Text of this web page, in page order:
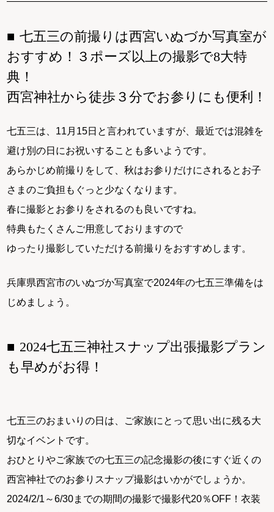
七五三の前撮りは西宮いぬづか写真室が
おすすめ！３ポーズ以上の撮影で8大特
典！
西宮神社から徒歩３分でお参りにも便利！
七五三は、11月15日と言われていますが、最近では混雑を
避け別の日にお祝いすることも多いようです。
あらかじめ前撮りをして、秋はお参りだけにされるとお子
さまのご負担もぐっと少なくなります。
春に撮影とお参りをされるのも良いですね。
特典もたくさんご用意しておりますので
ゆったり撮影していただける前撮りをおすすめします。
兵庫県西宮市のいぬづか写真室で2024年の七五三準備をは
じめましょう。
2024七五三神社スナップ出張撮影プラン
も早めがお得！
七五三のおまいりの日は、ご家族にとって思い出に残る大
切なイベントです。
おひとりやご家族での七五三の記念撮影の後にすぐ近くの
西宮神社でのお参りスナップ撮影はいかがでしょうか。
2024/2/1～6/30までの期間の撮影で撮影代20％OFF！衣装